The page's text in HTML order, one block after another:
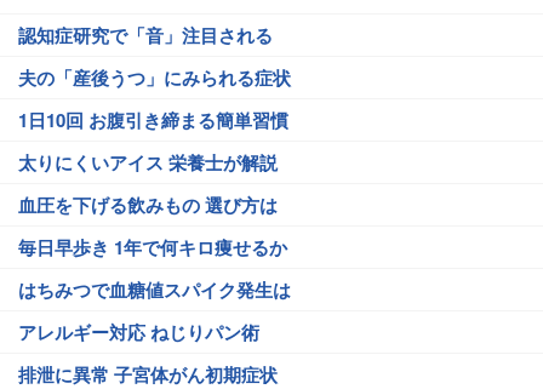
認知症研究で「音」注目される
夫の「産後うつ」にみられる症状
1日10回 お腹引き締まる簡単習慣
太りにくいアイス 栄養士が解説
血圧を下げる飲みもの 選び方は
毎日早歩き 1年で何キロ痩せるか
はちみつで血糖値スパイク発生は
アレルギー対応 ねじりパン術
排泄に異常 子宮体がん初期症状